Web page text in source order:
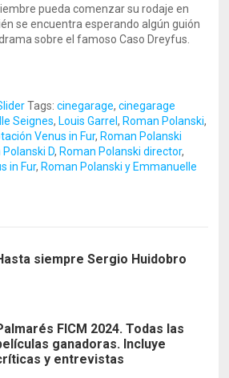
pueda comenzar su rodaje en
se encuentra esperando algún guión
sobre el famoso Caso Dreyfus.
Tags:cinegarage,cinegarage
Seignes, Louis Garrel, Roman Polanski,
Venus in Fur, Roman Polanski
Polanski D, Roman Polanski director,
in Fur, Roman Polanski y Emmanuelle
siempre Sergio Huidobro
FICM 2024. Todas las
ganadoras. Incluye
y entrevistas